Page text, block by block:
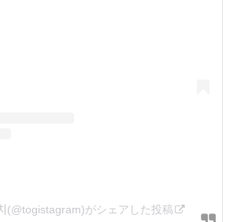
がシェアした投稿